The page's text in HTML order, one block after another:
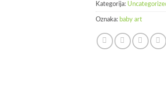
Kategorija:
Oznaka: baby art